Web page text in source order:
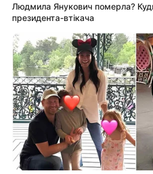
Працівника ТЦК, за
Діти Ясінянської громади
відпочинку в Польщі та
Категорії
Без рубрики
Людмила Янукович померла?
президента-втікача